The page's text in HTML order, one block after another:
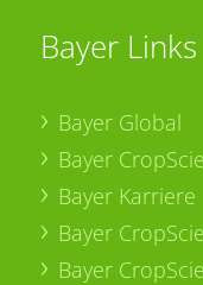
Bayer Links
Bayer Global
Bayer
Bayer Karriere
Bayer
Bayer